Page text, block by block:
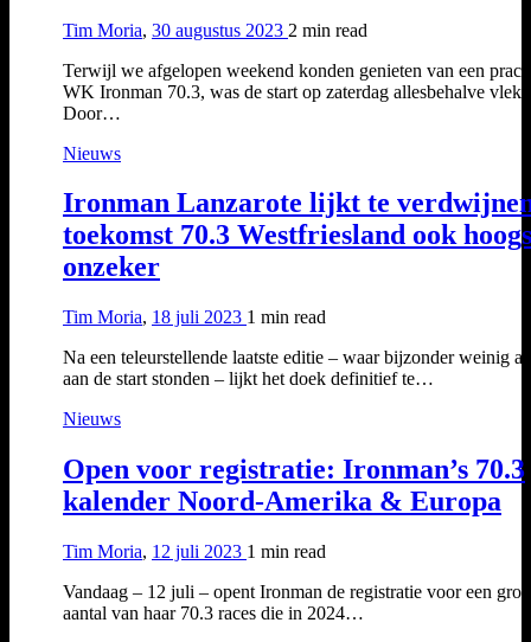
Tim Moria, 30 augustus 2023 2 min read
Terwijl we afgelopen weekend konden genieten van een
WK Ironman 70.3, was de start op zaterdag allesbehalve
Door…
Nieuws
Ironman Lanzarote lijkt te
toekomst 70.3 Westfriesland ook
onzeker
Tim Moria, 18 juli 2023 1 min read
Na een teleurstellende laatste editie – waar bijzonder weinig
aan de start stonden – lijkt het doek definitief te…
Nieuws
Open voor registratie: Ironman’s 70.3
kalender Noord-Amerika & Europa
Tim Moria, 12 juli 2023 1 min read
Vandaag – 12 juli – opent Ironman de registratie voor een
aantal van haar 70.3 races die in 2024…